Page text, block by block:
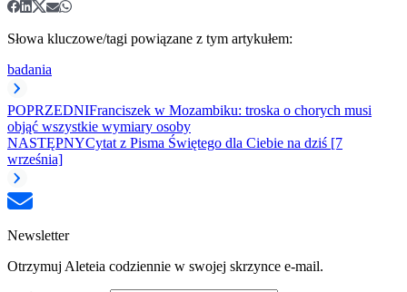
Słowa kluczowe/tagi powiązane z tym artykułem:
badania
POPRZEDNIFranciszek w Mozambiku: troska o chorych musi
objąć wszystkie wymiary osoby
NASTĘPNYCytat z Pisma Świętego dla Ciebie na dziś [7
września]
Newsletter
Otrzymuj Aleteia codziennie w swojej skrzynce e-mail.